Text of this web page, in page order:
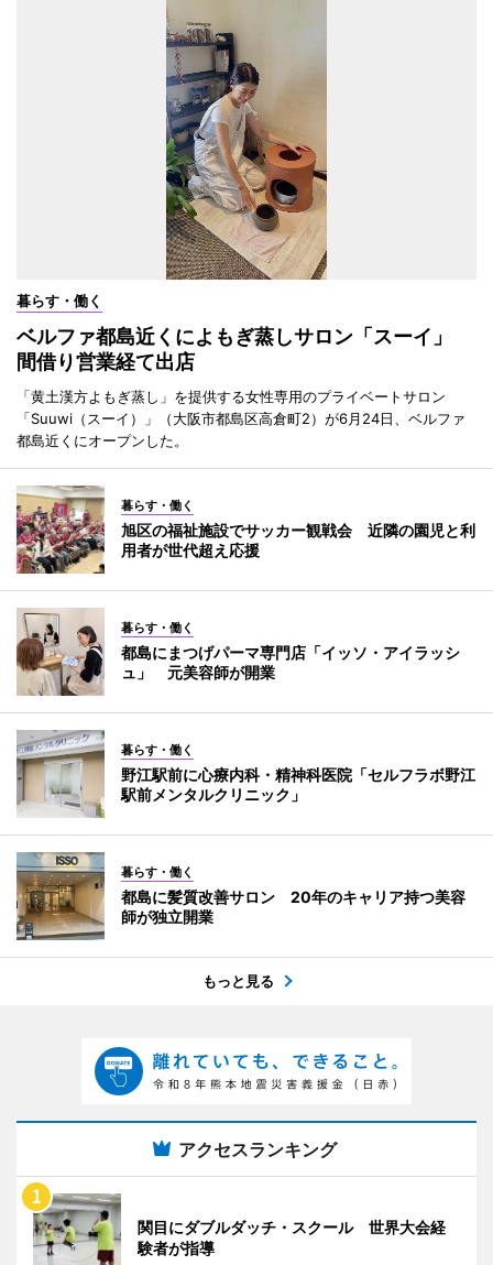
暮らす・働く
ベルファ都島近くによもぎ蒸しサロン「スーイ」
間借り営業経て出店
「黄土漢方よもぎ蒸し」を提供する女性専用のプライベートサロン
「Suuwi（スーイ）」（大阪市都島区高倉町2）が6月24日、ベルファ
都島近くにオープンした。
暮らす・働く
旭区の福祉施設でサッカー観戦会 近隣の園児と利
用者が世代超え応援
暮らす・働く
都島にまつげパーマ専門店「イッソ・アイラッシ
ュ」 元美容師が開業
暮らす・働く
野江駅前に心療内科・精神科医院「セルフラボ野江
駅前メンタルクリニック」
暮らす・働く
都島に髪質改善サロン 20年のキャリア持つ美容
師が独立開業
もっと見る
アクセスランキング
関目にダブルダッチ・スクール 世界大会経
験者が指導